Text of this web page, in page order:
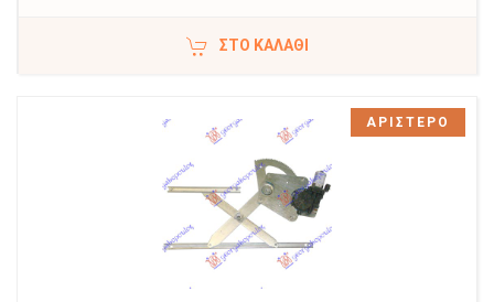
ΣΤΟ ΚΑΛΆΘΙ
ΑΡΙΣΤΕΡΟ